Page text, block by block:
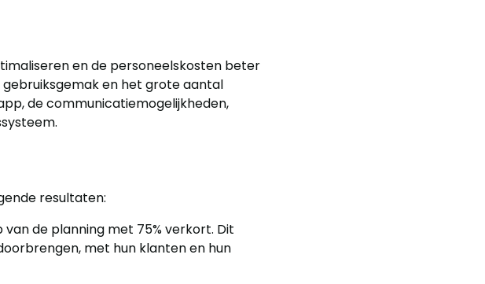
en de personeelskosten beter
en het grote aantal
de communicatiemogelijkheden,
resultaten:
de planning met 75% verkort. Dit
met hun klanten en hun